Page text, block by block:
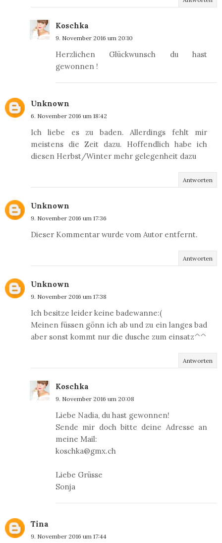
Koschka
9. November 2016 um 20:10
Herzlichen Glückwunsch du hast
gewonnen !
Unknown
6. November 2016 um 18:42
Ich liebe es zu baden. Allerdings fehlt mir
meistens die Zeit dazu. Hoffendlich habe ich
diesen Herbst/Winter mehr gelegenheit dazu
Antworten
Unknown
9. November 2016 um 17:36
Dieser Kommentar wurde vom Autor entfernt.
Antworten
Unknown
9. November 2016 um 17:38
Ich besitze leider keine badewanne:(
Meinen füssen gönn ich ab und zu ein langes bad
aber sonst kommt nur die dusche zum einsatz^^
Antworten
Koschka
9. November 2016 um 20:08
Liebe Nadia, du hast gewonnen!
Sende mir doch bitte deine Adresse an
meine Mail:
koschka@gmx.ch
Liebe Grüsse
Sonja
Tina
9. November 2016 um 17:44